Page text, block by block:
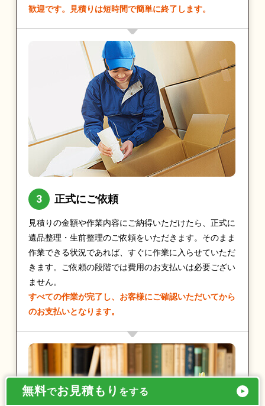
歓迎です。見積りは短時間で簡単に終了します。
正式にご依頼
見積りの金額や作業内容にご納得いただけたら、正式に
遺品整理・生前整理のご依頼をいただきます。そのまま
作業できる状況であれば、すぐに作業に入らせていただ
きます。ご依頼の段階では費用のお支払いは必要ござい
ません。
すべての作業が完了し、お客様にご確認いただいてから
のお支払いとなります。
無料でお見積もり をする